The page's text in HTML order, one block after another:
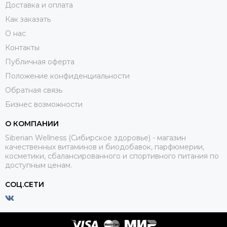
Доставка и оплата
Как заказать
О нас
Контакты
Публичная оферта
Положение конфиденциальности
Обратная связь
Бизнес возможности
О КОМПАНИИ
Siberian Wellness (Сибирское здоровье) - магазин
качественных витаминов и биодобавок, парфюмерии,
косметики, сбалансированного и спортивного питания по
доступным ценам.
СОЦ.СЕТИ